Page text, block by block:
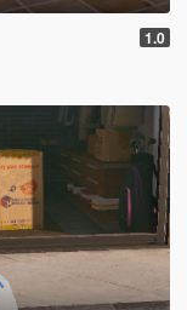
1.0